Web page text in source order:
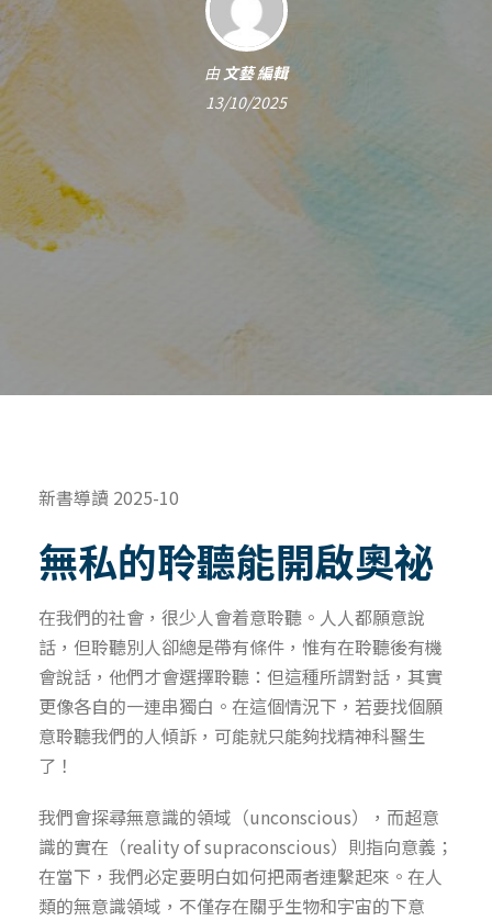
由 文藝 編輯
13/10/2025
新書導讀 2025-10
無私的聆聽能開啟奧祕
在我們的社會，很少人會着意聆聽。人人都願意說
話，但聆聽別人卻總是帶有條件，惟有在聆聽後有機
會說話，他們才會選擇聆聽：但這種所謂對話，其實
更像各自的一連串獨白。在這個情況下，若要找個願
意聆聽我們的人傾訴，可能就只能夠找精神科醫生
了！
我們會探尋無意識的領域（unconscious），而超意
識的實在（reality of supraconscious）則指向意義；
在當下，我們必定要明白如何把兩者連繫起來。在人
類的無意識領域，不僅存在關乎生物和宇宙的下意